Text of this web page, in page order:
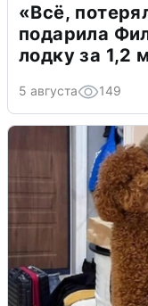
«Всё,
подарила
лодку за 1,2
5 августа 149